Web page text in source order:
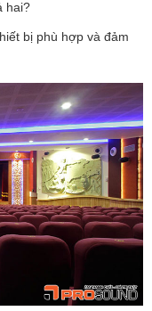
hai?
bị phù hợp và đảm